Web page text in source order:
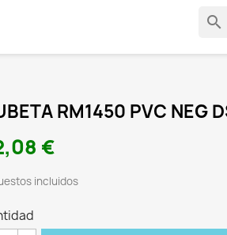
search
RM1450 PVC NEG
€
incluidos